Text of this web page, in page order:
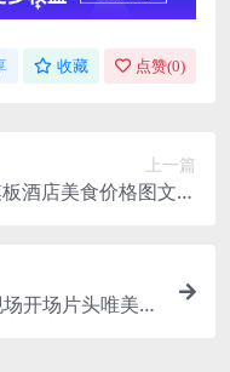
收藏 点赞(0)
上一篇
酒店美食价格图文宣
开场片头唯美浪